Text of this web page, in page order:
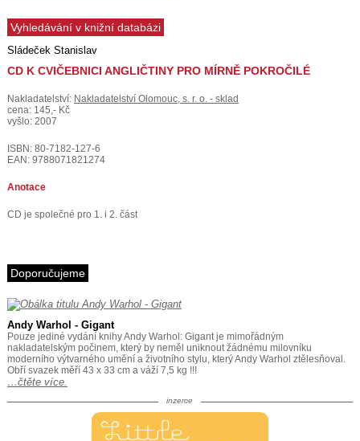
Vyhledávání v knižní databázi
Sládeček Stanislav
CD K CVIČEBNICI ANGLIČTINY PRO MÍRNĚ POKROČILÉ
Nakladatelství: Nakladatelství Olomouc, s. r. o. - sklad
cena: 145,- Kč
vyšlo: 2007
ISBN: 80-7182-127-6
EAN: 9788071821274
Anotace
CD je společné pro 1. i 2. část
Doporučujeme
Andy Warhol - Gigant
Pouze jediné vydání knihy Andy Warhol: Gigant je mimořádným
nakladatelským počinem, který by neměl uniknout žádnému milovníku
moderního výtvarného umění a životního stylu, který Andy Warhol ztělesňoval.
Obří svazek měří 43 x 33 cm a váží 7,5 kg !!!
…čtěte více.
inzerce